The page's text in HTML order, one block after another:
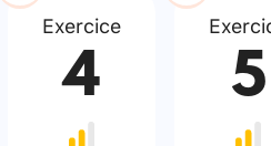
Exercice
4 5